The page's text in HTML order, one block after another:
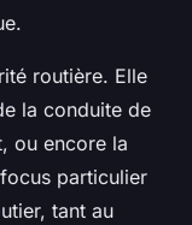
routière. Elle
la conduite de
ou encore la
particulier
tant au